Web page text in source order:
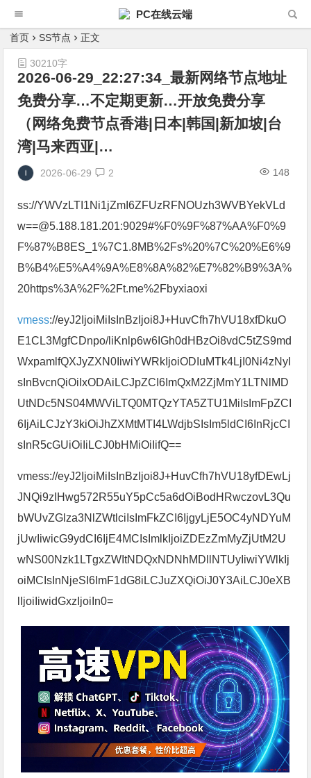
PC在线云端
首页 SS节点 正文
2026-06-29_22:27:34_最新网络节点地址
免费分享…不定期更新…开放免费分享
（网络免费节点香港|日本|韩国|新加坡|台
湾|马来西亚|…
2026-06-29 2 148
30210字
ss://YWVzLTI1Ni1jZmI6ZFUzRFNOUzh3WVBYekVLd
w==@5.188.181.201:9029#%F0%9F%87%AA%F0%9
F%87%B8ES_1%7C1.8MB%2Fs%20%7C%20%E6%9
B%B4%E5%A4%9A%E8%8A%82%E7%82%B9%3A%
20https%3A%2F%2Ft.me%2Fbyxiaoxi
vmess://eyJ2IjoiMiIsInBzIjoi8J+HuvCfh7hVU18xfDkuO
E1CL3MgfCDnpo/liKnlp6w6IGh0dHBzOi8vdC5tZS9md
WxpamlfQXJyZXN0IiwiYWRkIjoiODIuMTk4LjI0Ni4zNyI
sInBvcnQiOiIxODAiLCJpZCI6ImQxM2ZjMmY1LTNlMD
UtNDc5NS04MWViLTQ0MTQzYTA5ZTU1MiIsImFpZCI
6IjAiLCJzY3kiOiJhZXMtMTI4LWdjbSIsIm5ldCI6InRjcCI
sInR5cGUiOiIiLCJ0bHMiOiIifQ==
vmess://eyJ2IjoiMiIsInBzIjoi8J+HuvCfh7hVU18yfDEwLj
JNQi9zIHwg572R55uY5pCc5a6dOiBodHRwczovL3Qu
bWUvZGlza3NlZWtlciIsImFkZCI6IjgyLjE5OC4yNDYuM
jUwIiwicG9ydCI6IjE4MCIsImlkIjoiZDEzZmMyZjUtM2U
wNS00Nzk1LTgxZWItNDQxNDNhMDllNTUyIiwiYWlkIj
oiMCIsInNjeSI6ImF1dG8iLCJuZXQiOiJ0Y3AiLCJ0eXB
lIjoiIiwidGxzIjoiIn0=